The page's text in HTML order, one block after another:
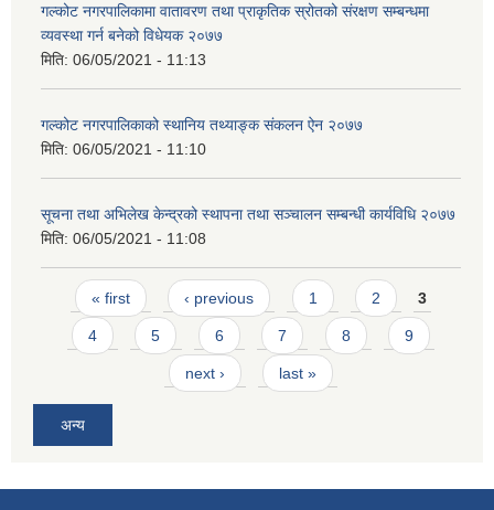
गल्कोट नगरपालिकामा वातावरण तथा प्राकृतिक स्रोतको संरक्षण सम्बन्धमा
व्यवस्था गर्न बनेको विधेयक २०७७
मिति: 06/05/2021 - 11:13
गल्कोट नगरपालिकाको स्थानिय तथ्याङ्क संकलन ऐन २०७७
मिति: 06/05/2021 - 11:10
सूचना तथा अभिलेख केन्द्रको स्थापना तथा सञ्चालन सम्बन्धी कार्यविधि २०७७
मिति: 06/05/2021 - 11:08
Pages
« first ‹ previous 1 2 3
4 5 6 7 8 9
next › last »
अन्य